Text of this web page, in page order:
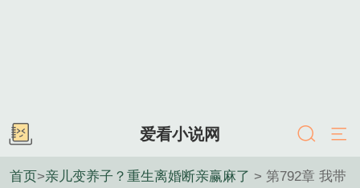
爱看小说网
首页>亲儿变养子？重生离婚断亲赢麻了 > 第792章 我带